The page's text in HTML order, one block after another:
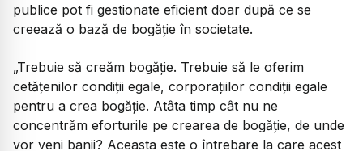
publice pot fi gestionate eficient doar după ce se
creează o bază de bogăție în societate.
„Trebuie să creăm bogăție. Trebuie să le oferim
cetățenilor condiții egale, corporațiilor condiții egale
pentru a crea bogăție. Atâta timp cât nu ne
concentrăm eforturile pe crearea de bogăție, de unde
vor veni banii? Aceasta este o întrebare la care acest